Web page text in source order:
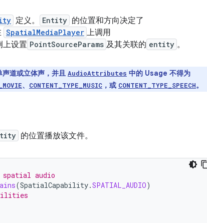
定义。 Entity 的位置和方向决定了
SpatialMediaPlayer 上调用
上设置 PointSourceParams 及其关联的 entity 。
道或立体声，并且 AudioAttributes 中的 Usage 不得为
、 CONTENT_TYPE_MUSIC ，或 CONTENT_TYPE_SPEECH。
的位置播放该文件。
audio
(SpatialCapability.SPATIAL_AUDIO)